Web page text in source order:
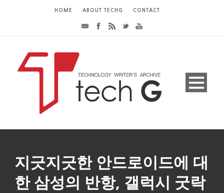
HOME ABOUT TECHG CONTACT
지긋지긋한 안드로이드에 대
한 삼성의 반항, 갤럭시 굿락